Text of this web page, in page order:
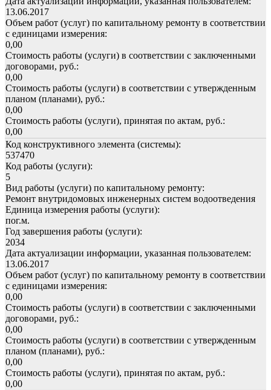
13.06.2017
Объем работ (услуг) по капитальному ремонту в соответствии
с единицами измерения:
0,00
Стоимость работы (услуги) в соответствии с заключенными
договорами, руб.:
0,00
Стоимость работы (услуги) в соответствии с утвержденным
планом (планами), руб.:
0,00
Стоимость работы (услуги), принятая по актам, руб.:
0,00
Код конструктивного элемента (системы):
537470
Код работы (услуги):
5
Вид работы (услуги) по капитальному ремонту:
Ремонт внутридомовых инженерных систем водоотведения
Единица измерения работы (услуги):
пог.м.
Год завершения работы (услуги):
2034
Дата актуализации информации, указанная пользователем:
13.06.2017
Объем работ (услуг) по капитальному ремонту в соответствии
с единицами измерения:
0,00
Стоимость работы (услуги) в соответствии с заключенными
договорами, руб.:
0,00
Стоимость работы (услуги) в соответствии с утвержденным
планом (планами), руб.:
0,00
Стоимость работы (услуги), принятая по актам, руб.:
0,00